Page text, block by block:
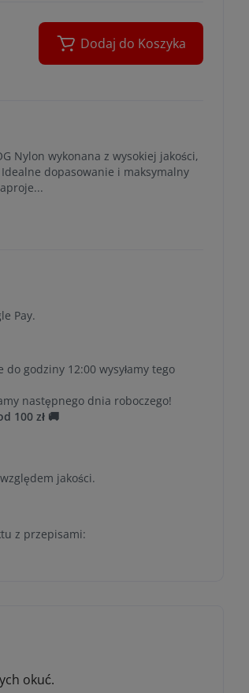
Dodaj do Koszyka
Nylon wykonana z wysokiej jakości,
dopasowanie i maksymalny
Pay.
godziny 12:00 wysyłamy tego
następnego dnia roboczego!
100 zł 🚚
jakości.
z przepisami:
okuć.